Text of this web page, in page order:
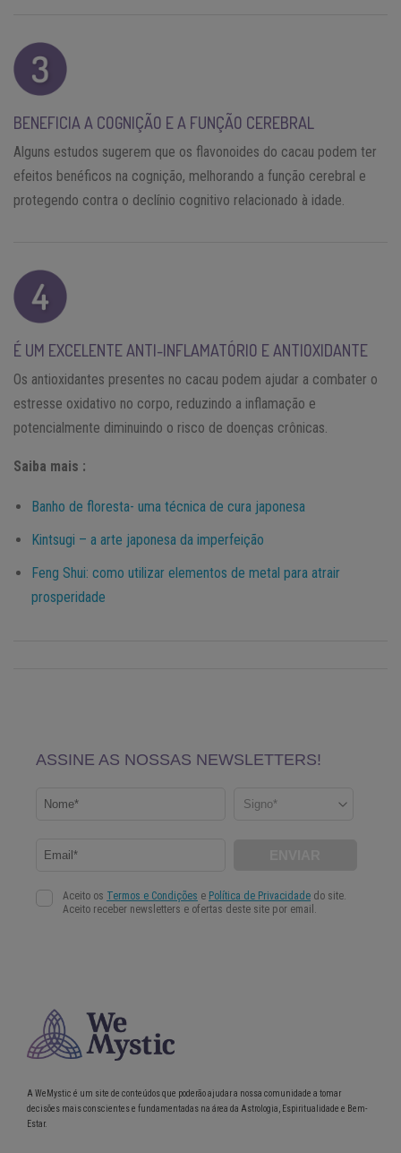
BENEFICIA A COGNIÇÃO E A FUNÇÃO CEREBRAL
Alguns estudos sugerem que os flavonoides do cacau podem ter
efeitos benéficos na cognição, melhorando a função cerebral e
protegendo contra o declínio cognitivo relacionado à idade.
É UM EXCELENTE ANTI-INFLAMATÓRIO E ANTIOXIDANTE
Os antioxidantes presentes no cacau podem ajudar a combater o
estresse oxidativo no corpo, reduzindo a inflamação e
potencialmente diminuindo o risco de doenças crônicas.
Saiba mais :
Banho de floresta- uma técnica de cura japonesa
Kintsugi – a arte japonesa da imperfeição
Feng Shui: como utilizar elementos de metal para atrair
prosperidade
A WeMystic é um site de conteúdos que poderão ajudar a nossa comunidade a tomar
decisões mais conscientes e fundamentadas na área da Astrologia, Espiritualidade e Bem-
Estar.